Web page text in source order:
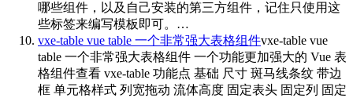
哪些组件，以及自己安装的第三方组件，记住只使用这
些标签来编写模板即可。…
vxe-table vue table 一个非常强大表格组件vxe-table vue
table 一个非常强大表格组件 一个功能更加强大的 Vue 表
格组件查看 vxe-table 功能点 基础 尺寸 斑马线条纹 带边
框 单元格样式 列宽拖动 流体高度 固定表头 固定列 固定